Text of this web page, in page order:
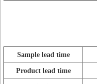
Sample lead time
Product lead time